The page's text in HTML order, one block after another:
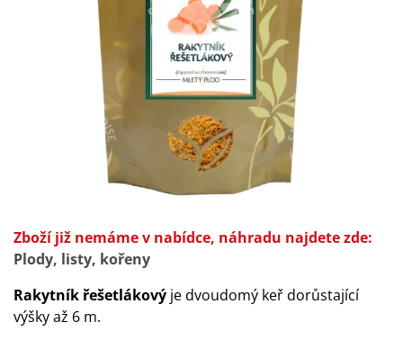
Zboží již nemáme v nabídce, náhradu najdete zde:
Plody, listy, kořeny
Rakytník řešetlákový jedvoudomý keř dorůstající
výšky až 6 m.